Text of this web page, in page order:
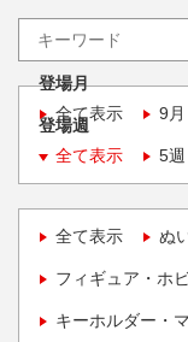
登場月
全て表示
9月
登場週
全て表示
5週
全て表示 ぬ
フィギュア・ホ
キーホルダー・